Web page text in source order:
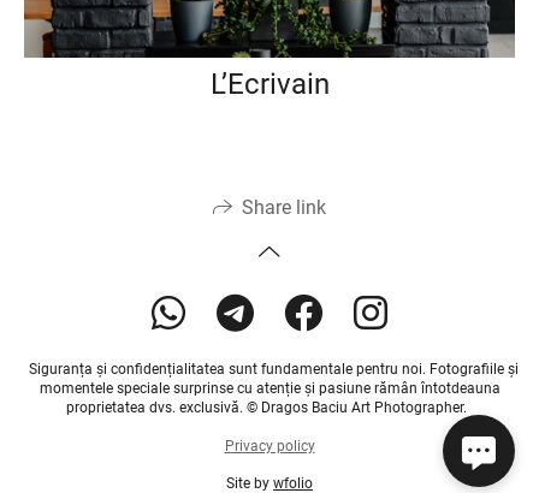
L’Ecrivain
Share link
Siguranța și confidențialitatea sunt fundamentale pentru noi. Fotografiile și
momentele speciale surprinse cu atenție și pasiune rămân întotdeauna
proprietatea dvs. exclusivă. © Dragos Baciu Art Photographer.
Privacy policy
Site by wfolio